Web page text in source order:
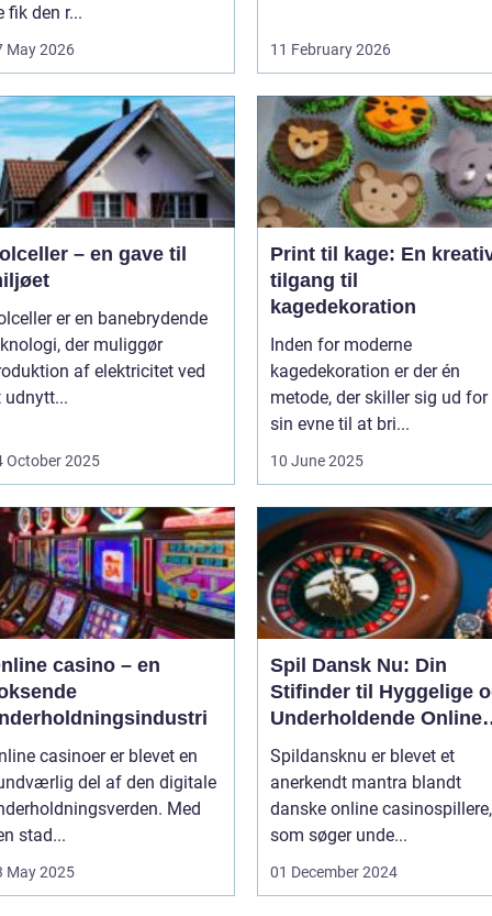
fik den r...
May 2026 11 February 2026
– en gave til
er en banebrydende
der muliggør
af elektricitet ved
udnytt...
October 2025
Print til kage: En
tilgang til
kagedekoration
Inden for moderne
kagedekoration er der én
metode, der skiller sig ud for
sin evne til at bri...
10 June 2025
casino – en
casinoer er blevet en
del af den digitale
Med
stad...
May 2025
Spil Dansk Nu: Din
Stifinder til Hyggelige
Underholdende Online
Casinoer
Spildansknu er blevet et
anerkendt mantra blandt
danske online casinospillere,
som søger unde...
01 December 2024